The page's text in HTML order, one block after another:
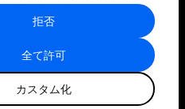
情報と組み合わされ、各パー
使用されることがありま
全て許可
カスタム化
拒否
シーと利用規約
マップ
経済フォーラム